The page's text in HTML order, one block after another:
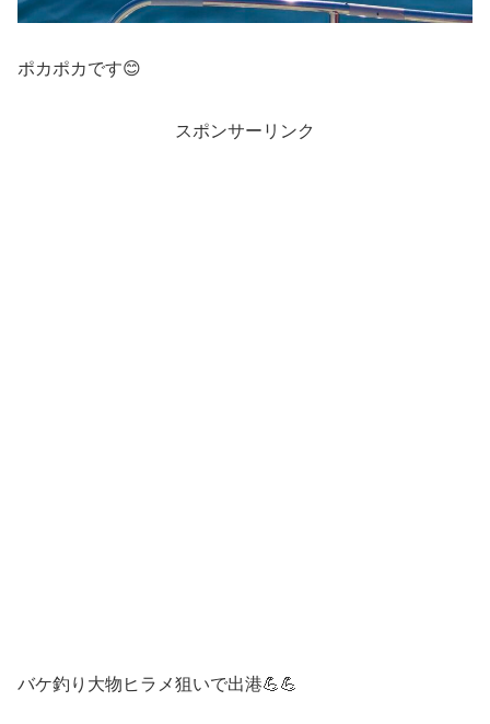
ポカポカです😊
スポンサーリンク
バケ釣り大物ヒラメ狙いで出港💪💪